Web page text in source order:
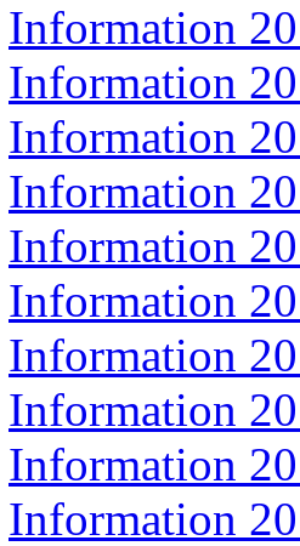
Information
Information
Information
Information
Information
Information
Information
Information
Information
Information